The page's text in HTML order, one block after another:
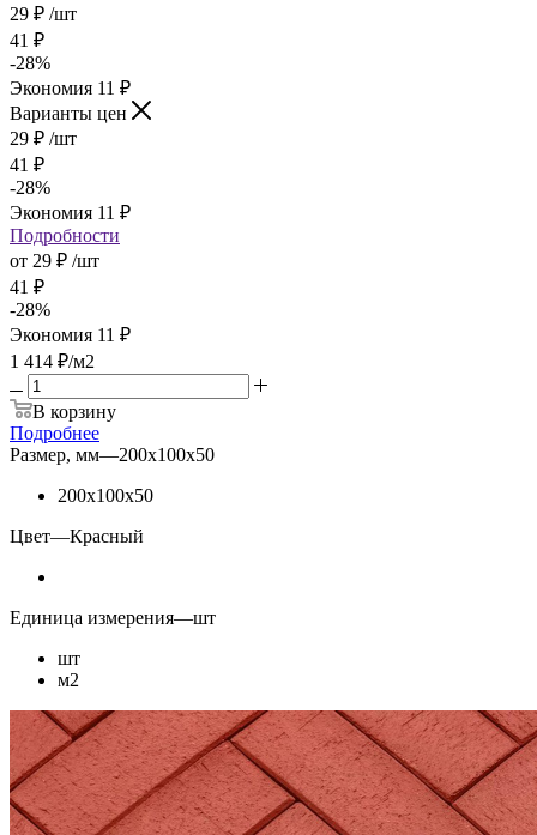
29 ₽ /шт
41 ₽
-28%
Экономия 11 ₽
Варианты цен
29 ₽ /шт
41 ₽
-28%
Экономия 11 ₽
Подробности
от 29 ₽ /шт
41 ₽
-28%
Экономия 11 ₽
1 414 ₽/м2
В корзину
Подробнее
Размер, мм—200х100х50
200х100х50
Цвет—Красный
Единица измерения—шт
шт
м2